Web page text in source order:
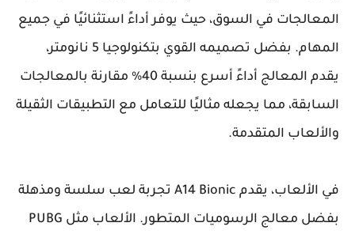
المعالجات في السوق، حيث يوفر أداءً استثنائيًا في جميع
المهام. بفضل تصميمه القوي بتكنولوجيا 5 نانومتر،
يقدم المعالج أداءً أسرع بنسبة 40% مقارنة بالمعالجات
السابقة، مما يجعله مثاليًا للتعامل مع التطبيقات الثقيلة
والألعاب المتقدمة.
في الألعاب، يقدم A14 Bionic تجربة لعب سلسة ومذهلة
بفضل معالج الرسوميات المتطور. الألعاب مثل PUBG